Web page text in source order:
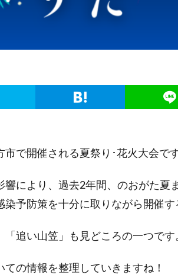
で開催される夏祭り･花火大会です
響により、過去2年間、のおがた夏
予防策を十分に取りながら開催す
追い山笠」も見どころの一つです
の情報を整理していきますね！